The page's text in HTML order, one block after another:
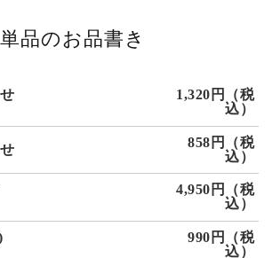
単品のお品書き
1,320円（税
込）
858円（税
込）
4,950円（税
込）
990円（税
込）